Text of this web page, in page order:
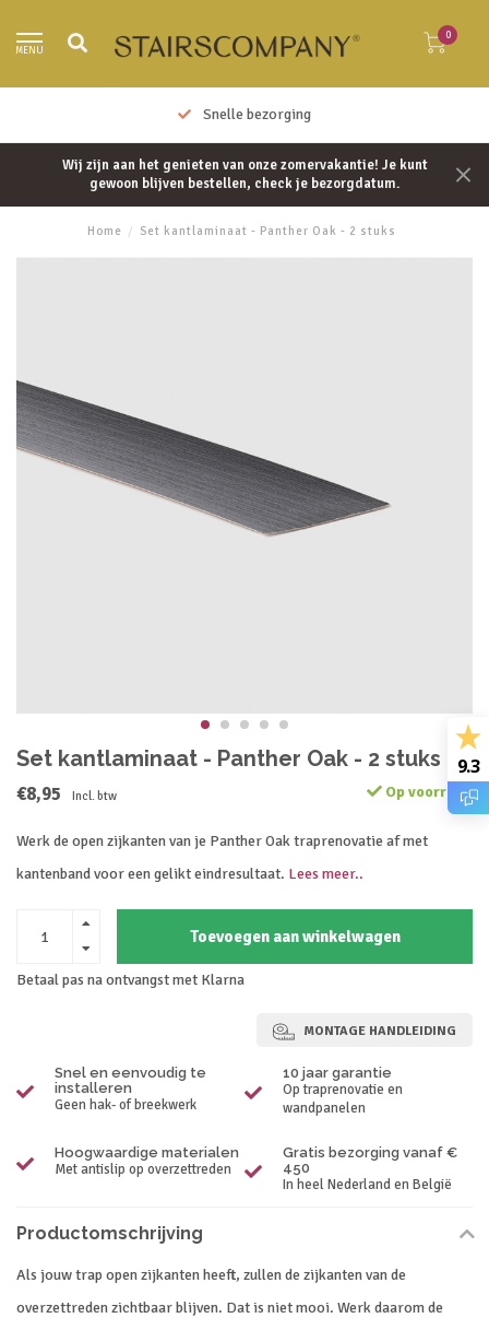
MENU
0
Snelle bezorging
Wij zijn aan het genieten van onze zomervakantie! Je kunt
gewoon blijven bestellen, check je bezorgdatum.
Home / Set kantlaminaat - Panther Oak - 2 stuks
Set kantlaminaat - Panther Oak - 2 stuks
€8,95 Incl. btw Op voorraad
Werk de open zijkanten van je Panther Oak traprenovatie af met
kantenband voor een gelikt eindresultaat. Lees meer..
Toevoegen aan winkelwagen
Betaal pas na ontvangst met Klarna
MONTAGE HANDLEIDING
Snel en eenvoudig te
installeren
Geen hak- of breekwerk
10 jaar garantie
Op traprenovatie en
wandpanelen
Hoogwaardige materialen
Met antislip op overzettreden
Gratis bezorging vanaf €
450
In heel Nederland en België
Productomschrijving
Als jouw trap open zijkanten heeft, zullen de zijkanten van de
overzettreden zichtbaar blijven. Dat is niet mooi. Werk daarom de
9.3